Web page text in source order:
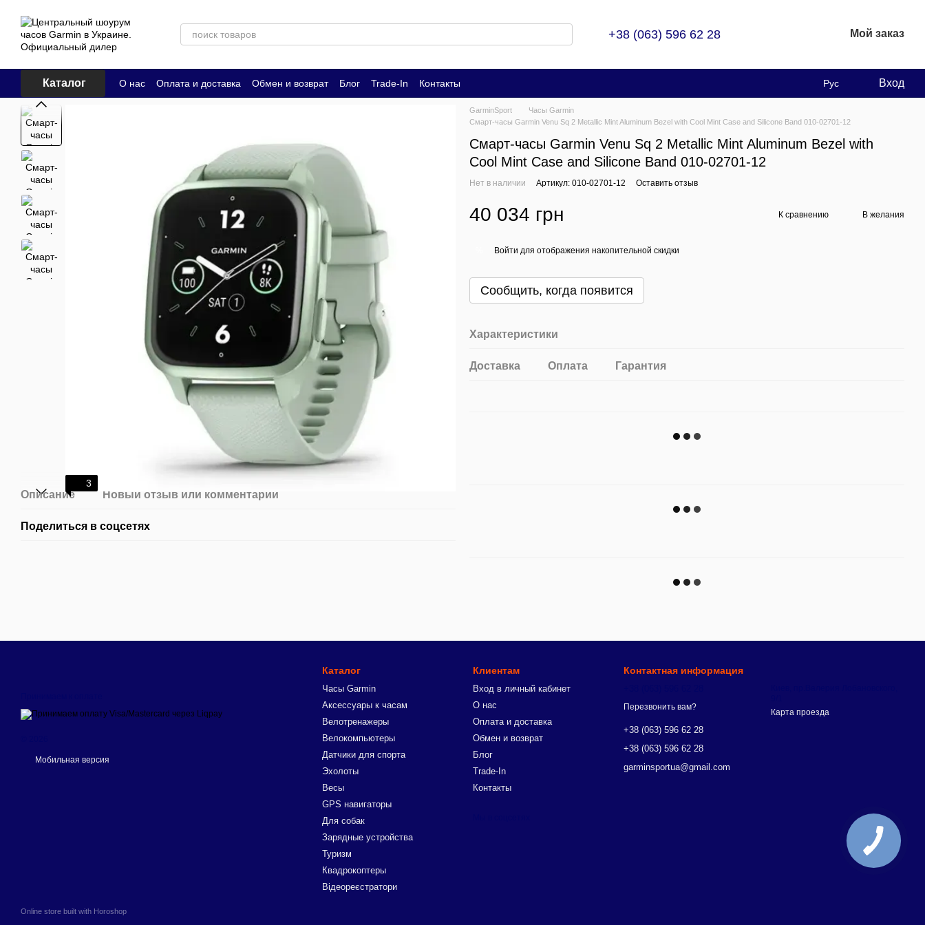
+38 (063) 596 62 28 Мой заказ
Каталог О нас Оплата и доставка Обмен и возврат Блог Trade-In Контакты Рус Вход
3
Описание Новый отзыв или комментарий
Поделиться в соцсетях
GarminSport
Часы Garmin
Смарт-часы Garmin Venu Sq 2 Metallic Mint Aluminum Bezel with Cool Mint Case and Silicone Band 010-02701-12
Смарт-часы Garmin Venu Sq 2 Metallic Mint Aluminum Bezel with
Cool Mint Case and Silicone Band 010-02701-12
Нет в наличии Артикул: 010-02701-12 Оставить отзыв
40 034 грн К сравнению В желания
Войти для отображения накопительной скидки
Сообщить, когда появится
Характеристики
Доставка Оплата Гарантия
Мобильная версия
Online store built with Horoshop
Каталог
Часы Garmin
Аксессуары к часам
Велотренажеры
Велокомпьютеры
Датчики для спорта
Эхолоты
Весы
GPS навигаторы
Для собак
Зарядные устройства
Туризм
Квадрокоптеры
Відеореєстратори
Клиентам
Вход в личный кабинет
О нас
Оплата и доставка
Обмен и возврат
Блог
Trade-In
Контакты
Контактная информация
Перезвонить вам?
+38 (063) 596 62 28
+38 (063) 596 62 28
garminsportua@gmail.com
Карта проезда